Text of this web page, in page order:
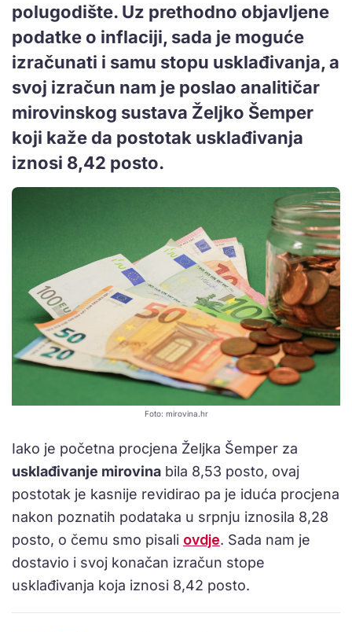
polugodište. Uz prethodno objavljene
podatke o inflaciji, sada je moguće
izračunati i samu stopu usklađivanja, a
svoj izračun nam je poslao analitičar
mirovinskog sustava Željko Šemper
koji kaže da postotak usklađivanja
iznosi 8,42 posto.
Foto: mirovina.hr
Iako je početna procjena Željka Šemper za
usklađivanje mirovina bila 8,53 posto, ovaj
postotak je kasnije revidirao pa je iduća procjena
nakon poznatih podataka u srpnju iznosila 8,28
posto, o čemu smo pisali ovdje. Sada nam je
dostavio i svoj konačan izračun stope
usklađivanja koja iznosi 8,42 posto.